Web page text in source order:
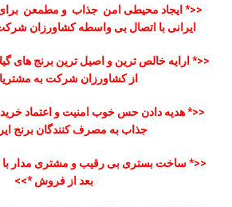
<<
* ایجاد محیطی امن جذاب و مطمعن برای
ایرانی با اتصال بی واسطه کشاورزان
<<* ارایه خالص ترین و اصیل ترین برنج های
از کشاورزان شرکت به
<<*هدیه دادن حس خوب امنیت و اعتماد
جذاب به مصرف کنندگان برنج
<<
*ساخت بستری بی رقیب و مشتری مدار با
بعد از فروش *
>>